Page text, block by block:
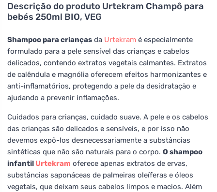
Descrição do produto Urtekram Champô para
bebés 250ml BIO, VEG
Shampoo para crianças da Urtekram é especialmente
formulado para a pele sensível das crianças e cabelos
delicados, contendo extratos vegetais calmantes. Extratos
de calêndula e magnólia oferecem efeitos harmonizantes e
anti-inflamatórios, protegendo a pele da desidratação e
ajudando a prevenir inflamações.
Cuidados para crianças, cuidado suave. A pele e os cabelos
das crianças são delicados e sensíveis, e por isso não
devemos expô-los desnecessariamente a substâncias
sintéticas que não são naturais para o corpo. O shampoo
infantil Urtekram oferece apenas extratos de ervas,
substâncias saponáceas de palmeiras oleíferas e óleos
vegetais, que deixam seus cabelos limpos e macios. Além